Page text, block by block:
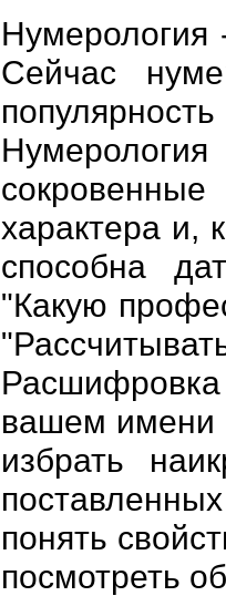
Нумерология
Сейчас
характера и,
способна
"Какую
вашем имени
избрать
понять
посмотреть